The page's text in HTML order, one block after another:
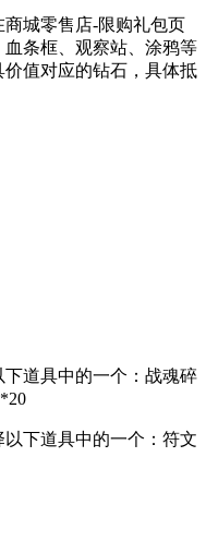
城零售店-限购礼包页
条框、观察站、涂鸦等
值对应的钻石，具体抵
道具中的一个：战魂碎
下道具中的一个：符文